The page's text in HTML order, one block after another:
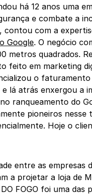
há 12 anos uma
e combate a
contou com a
Google. O negócio
metros quadrados.
feito em marketing
o faturamento
lá atrás enxergou a
ranqueamento do
pioneiros nesse
Hoje o
entre as empresas
a projetar a loja de
FOGO foi uma